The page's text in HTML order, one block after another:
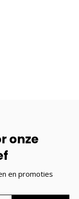
onze
en promoties